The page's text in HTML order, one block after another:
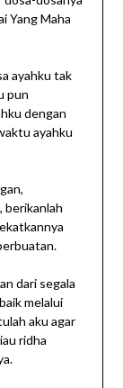
Yang Maha
ayahku tak
pun
dengan
ayahku
berikanlah
dari segala
melalui
aku agar
ridha